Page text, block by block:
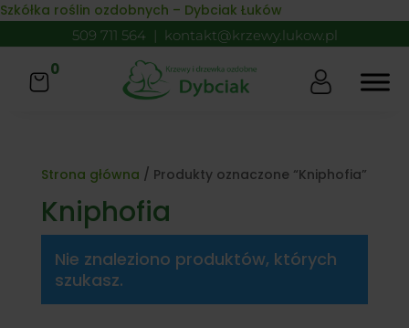
Skip to content
Szkółka roślin ozdobnych – Dybciak Łuków
509 711 564 | kontakt@krzewy.lukow.pl
0
Strona główna / Produkty oznaczone “Kniphofia”
Kniphofia
Nie znaleziono produktów, których
szukasz.